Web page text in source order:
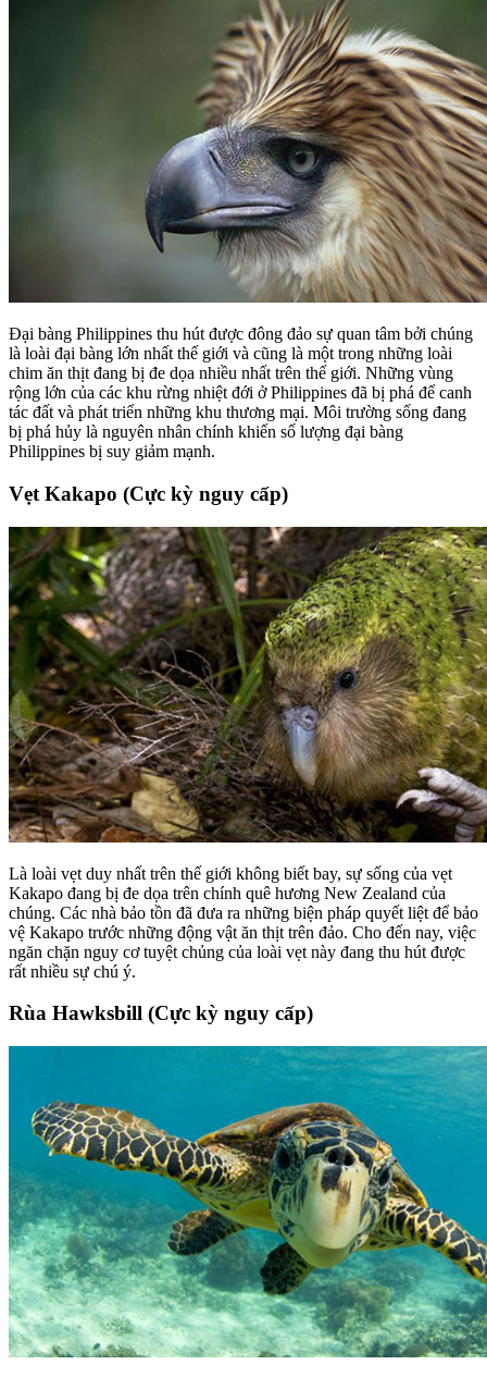
Đại bàng Philippines thu hút được đông đảo sự quan tâm bởi chúng
là loài đại bàng lớn nhất thế giới và cũng là một trong những loài
chim ăn thịt đang bị đe dọa nhiều nhất trên thế giới. Những vùng
rộng lớn của các khu rừng nhiệt đới ở Philippines đã bị phá để canh
tác đất và phát triển những khu thương mại. Môi trường sống đang
bị phá hủy là nguyên nhân chính khiến số lượng đại bàng
Philippines bị suy giảm mạnh.
Vẹt Kakapo (Cực kỳ nguy cấp)
Là loài vẹt duy nhất trên thế giới không biết bay, sự sống của vẹt
Kakapo đang bị đe dọa trên chính quê hương New Zealand của
chúng. Các nhà bảo tồn đã đưa ra những biện pháp quyết liệt để bảo
vệ Kakapo trước những động vật ăn thịt trên đảo. Cho đến nay, việc
ngăn chặn nguy cơ tuyệt chủng của loài vẹt này đang thu hút được
rất nhiều sự chú ý.
Rùa Hawksbill (Cực kỳ nguy cấp)